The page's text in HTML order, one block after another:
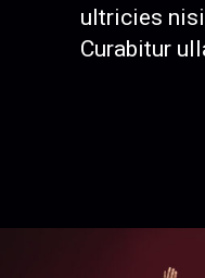
ultricies nisi
Curabitur